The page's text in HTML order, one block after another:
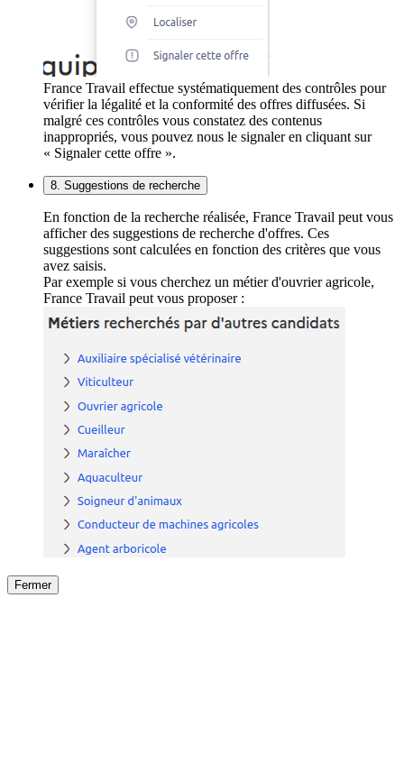
France Travail effectue systématiquement des contrôles pour
vérifier la légalité et la conformité des offres diffusées. Si
malgré ces contrôles vous constatez des contenus
inappropriés, vous pouvez nous le signaler en cliquant sur
« Signaler cette offre ».
8. Suggestions de recherche
En fonction de la recherche réalisée, France Travail peut vous
afficher des suggestions de recherche d'offres. Ces
suggestions sont calculées en fonction des critères que vous
avez saisis.
Par exemple si vous cherchez un métier d'ouvrier agricole,
France Travail peut vous proposer :
Fermer